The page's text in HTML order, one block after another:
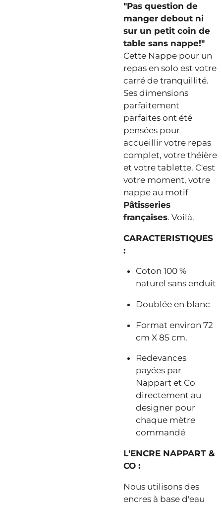
"Pas question de
manger debout ni
sur un petit coin de
table sans nappe!"
Cette Nappe pour un
repas en solo est votre
carré de tranquillité.
Ses dimensions
parfaitement
parfaites ont été
pensées pour
accueillir votre repas
complet, votre théière
et votre tablette. C'est
votre moment, votre
nappe au motif
Pâtisseries
françaises. Voilà.
CARACTERISTIQUES
:
Coton 100 %
naturel sans enduit
Doublée en blanc
Format environ 72
cm X 85 cm.
Redevances
payées par
Nappart et Co
directement au
designer pour
chaque mètre
commandé
L'ENCRE NAPPART &
CO :
Nous utilisons des
encres à base d'eau